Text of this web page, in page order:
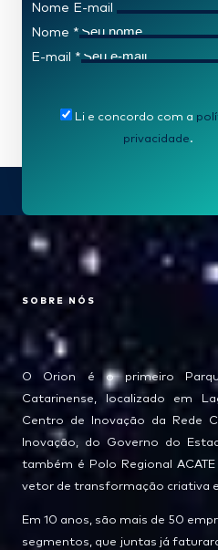
Nome E-mail
Nome *
E-mail *
Li e concordo com a
privacidade.
SOBRE NÓS
O Orion é o primeiro
Catarinense, localizado em
Centro de Inovação da Rede
Inovação, do Governo do
também é Polo Regional
vetor de transformação criativa
Em 10 anos, são mais de 50
segmentos, que juntas já